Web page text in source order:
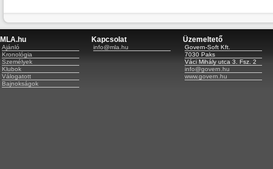
MLA.hu
Ajánló
Kronológia
Személyek
Klubok
Válogatott
Bajnokságok
Kapcsolat
info@mla.hu
Üzemeltető
Govern-Soft Kft.
7030 Paks
Váci Mihály utca 3. Fsz. 2
info@govern.hu
www.govern.hu